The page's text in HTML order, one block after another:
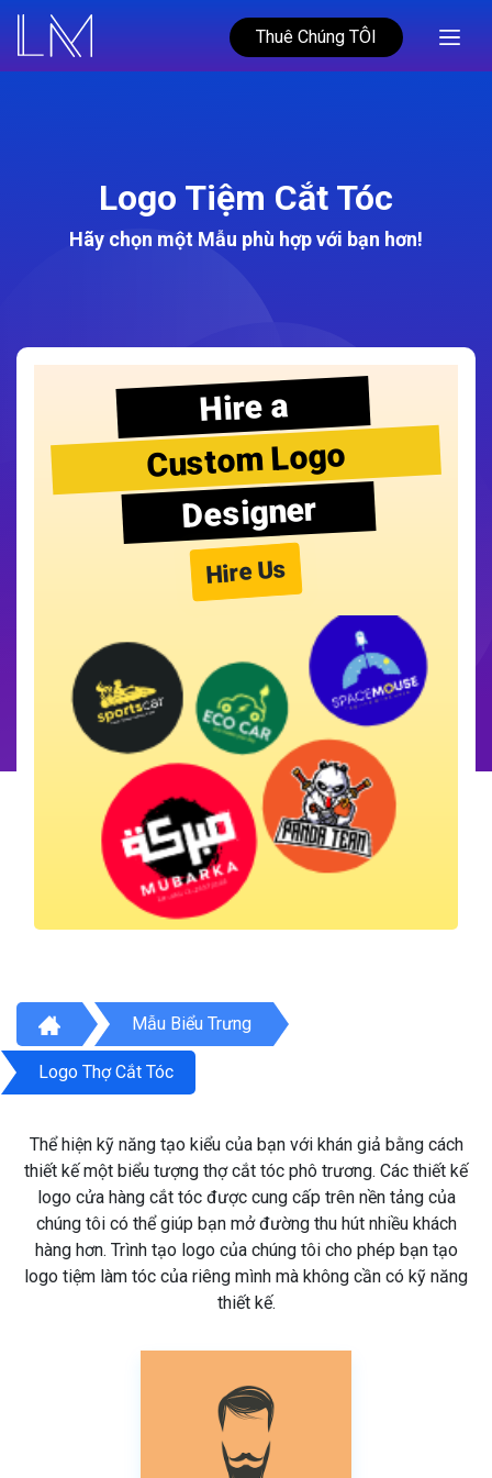
Thuê Chúng TÔI
Logo Tiệm Cắt Tóc
Hãy chọn một Mẫu phù hợp với bạn hơn!
Hire a
Custom Logo
Designer
Hire Us
Mẫu Biểu Trưng
Logo Thợ Cắt Tóc
Thể hiện kỹ năng tạo kiểu của bạn với khán giả bằng cách
thiết kế một biểu tượng thợ cắt tóc phô trương. Các thiết kế
logo cửa hàng cắt tóc được cung cấp trên nền tảng của
chúng tôi có thể giúp bạn mở đường thu hút nhiều khách
hàng hơn. Trình tạo logo của chúng tôi cho phép bạn tạo
logo tiệm làm tóc của riêng mình mà không cần có kỹ năng
thiết kế.